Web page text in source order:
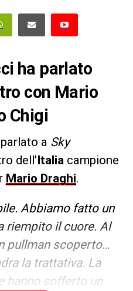
ha parlato
con Mario
Chigi
a Sky
dell’Italia campione
Mario Draghi.
e. Abbiamo fatto un
riempito il cuore. Al
pullman scoperto…
la trattativa. La
hanno sofferto un